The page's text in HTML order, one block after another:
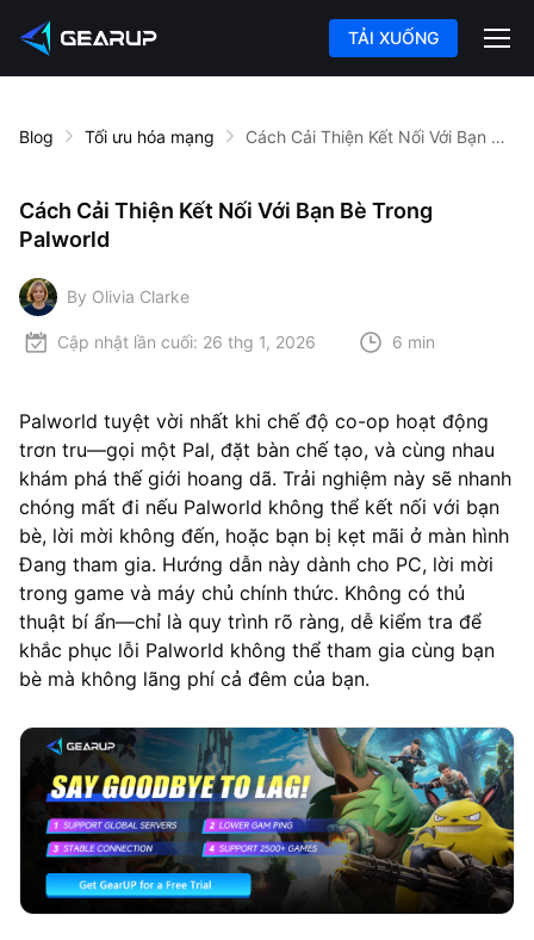
TẢI XUỐNG
Blog Tối ưu hóa mạng Cách Cải Thiện Kết Nối Với Bạn Bè Trong Palworld
Cách Cải Thiện Kết Nối Với Bạn Bè Trong
Palworld
By Olivia Clarke
Cập nhật lần cuối: 26 thg 1, 2026 6 min
Palworld tuyệt vời nhất khi chế độ co-op hoạt động
trơn tru—gọi một Pal, đặt bàn chế tạo, và cùng nhau
khám phá thế giới hoang dã. Trải nghiệm này sẽ nhanh
chóng mất đi nếu Palworld không thể kết nối với bạn
bè, lời mời không đến, hoặc bạn bị kẹt mãi ở màn hình
Đang tham gia. Hướng dẫn này dành cho PC, lời mời
trong game và máy chủ chính thức. Không có thủ
thuật bí ẩn—chỉ là quy trình rõ ràng, dễ kiểm tra để
khắc phục lỗi Palworld không thể tham gia cùng bạn
bè mà không lãng phí cả đêm của bạn.